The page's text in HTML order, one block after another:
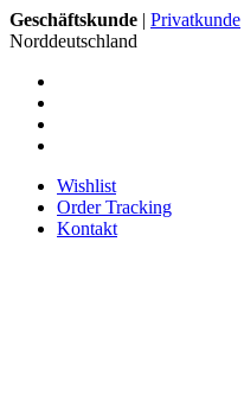
Geschäftskunde | Privatkunde
Norddeutschland
Wishlist
Order Tracking
Kontakt